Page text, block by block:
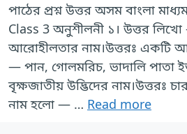
পাঠের প্রশ্ন উত্তর অসম বাংলা
Class 3 অনুশীলনী ১। উত্তর
আরোহীলতার নাম।উত্তরঃ একটি
— পান, গোলমরিচ, ভাদালি পাতা
বৃক্ষজাতীয় উদ্ভিদের নাম।উত্তরঃ
নাম হলো — … Read more